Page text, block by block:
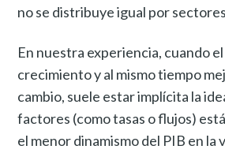
no se distribuye igual por
En nuestra experiencia, cuando
crecimiento y al mismo tiempo
cambio, suele estar implícita la
factores (como tasas o flujos)
el menor dinamismo del PIB en la